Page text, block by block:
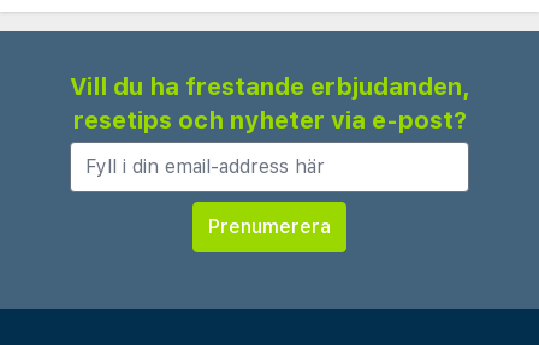
är alltid redo att hjälpa till med lokala tips och
researrangemang.
Vill du ha frestande erbjudanden,
resetips och nyheter via e-post?